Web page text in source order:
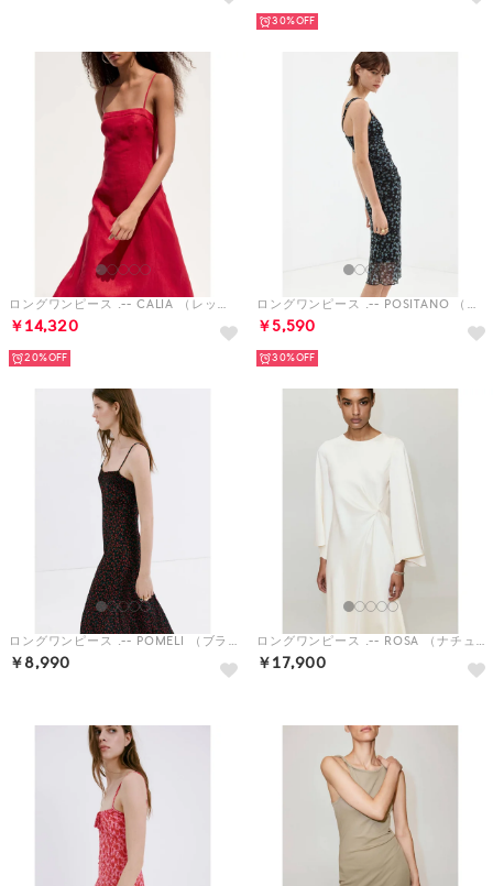
30%
ロングワンピース .-- CALIA （レッド）
￥14,320
20%
ロングワンピース .-- POSITANO （ブラック）
￥5,590
30%
ロングワンピース .-- POMELI （ブラック）
￥8,990
ロングワンピース .-- ROSA （ナチュラルホワイト）
￥17,900